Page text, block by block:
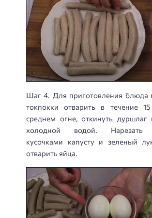
Шаг 4. Для приготовления блюда
токпокки отварить в течение
среднем огне, откинуть
холодной водой. Нарезать
кусочками капусту и зеленый
отварить яйца.